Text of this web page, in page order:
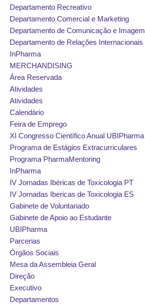
Departamento Recreativo
Departamento Comercial e Marketing
Departamento de Comunicação e Imagem
Departamento de Relações Internacionais
InPharma
MERCHANDISING
Área Reservada
Atividades
Atividades
Calendário
Feira de Emprego
XI Congresso Científico Anual UBIPharma
Programa de Estágios Extracurriculares
Programa PharmaMentoring
InPharma
IV Jornadas Ibéricas de Toxicologia PT
IV Jornadas Ibericas de Toxicologia ES
Gabinete de Voluntariado
Gabinete de Apoio ao Estudante
UBIPharma
Parcerias
Órgãos Sociais
Mesa da Assembleia Geral
Direção
Executivo
Departamentos